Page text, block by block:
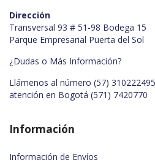
Dirección
Transversal 93 # 51-98 Bodega 15
Parque Empresarial Puerta del Sol
¿Dudas o Más Información?
Llámenos al número (57)
atención en Bogotá (571) 7420770
Información
Información de Envíos